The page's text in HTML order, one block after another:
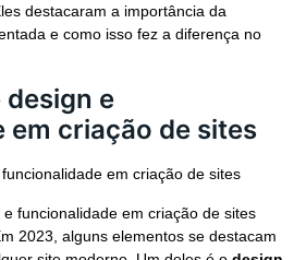
destacaram a importância da
e como isso fez a diferença no
design e
criação de sites
e funcionalidade em criação de sites
2023, alguns elementos se destacam